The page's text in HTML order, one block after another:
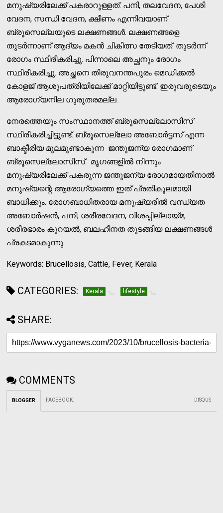
മനുഷ്യരിലേക്ക് പകരാറുള്ളത്. പനി, തലവേദന, പേശി
വേദന, സന്ധി വേദന, ക്ഷീണം എന്നിവയാണ്
ബ്രൂസെല്ലയുടെ ലക്ഷണങ്ങള്‍. ലക്ഷണങ്ങളെ
തുടര്‍ന്നാണ് ആദ്യം മകന്‍ ചികിത്സ തേടിയത്. തുടര്‍ന്ന്
രോഗം സ്ഥിരീകരിച്ചു. പിന്നാലെ അച്ഛനും രോഗം
സ്ഥിരീകരിച്ചു. അച്ഛനെ തിരുവനന്തപുരം മെഡിക്കല്‍
കോളജ് ആശുപത്രിയിലേക്ക് മാറ്റിയിട്ടുണ്ട്. ഇരുവരുടെയും
ആരോഗ്യനില ഗുരുതരമല്ല.
നേരത്തെയും സംസ്ഥാനത്ത് ബ്രൂസെല്ലോസിസ്
സ്ഥിരീകരിച്ചിട്ടുണ്ട്. ബ്രൂസെല്ലോ അബോര്‍ട്ടസ് എന്ന
ബാക്ടീരിയ മൂലമുണ്ടാകുന്ന ജന്തുജന്യ രോഗമാണ്
ബ്രൂസെല്ലോസിസ്. മൃഗങ്ങളില്‍ നിന്നും
മനുഷ്യരിലേക്ക് പകരുന്ന ജന്തുജന്യ രോഗമായതിനാല്‍
മനുഷ്യന്റെ ആരോഗ്യത്തെ ഇത് പ്രതികൂലമായി
ബാധിക്കും. രോഗബാധിതരായ മനുഷ്യരില്‍ വന്ധ്യത
അബോര്‍ഷന്‍, പനി, ശരീരവേദന, വിശപ്പില്ലായ്മ,
ശരീരഭാരം കുറയല്‍, ബലഹീനത തുടങ്ങിയ ലക്ഷണങ്ങള്‍
പ്രകടമാകുന്നു.
Keywords: Brucellosis, Cattle, Fever, Kerala
CATEGORIES: Kerala lifestyle
SHARE:
COMMENTS
BLOGGER FACEBOOK: DISQUS